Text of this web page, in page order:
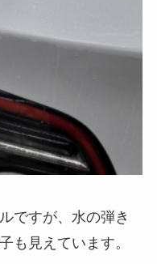
ですが、水の弾き
も見えています。